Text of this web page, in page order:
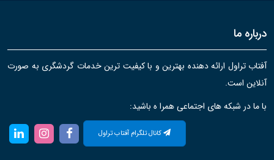
درباره ما
آفتاب تراول ارائه دهنده بهترین و با کیفیت ترین خدمات گردشگری به صورت
آنلاین است.
با ما در شبکه های اجتماعی همرا ه باشید:
کانال تلگرام آفتاب تراول